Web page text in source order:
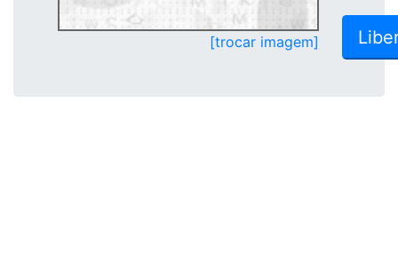
[trocar imagem]